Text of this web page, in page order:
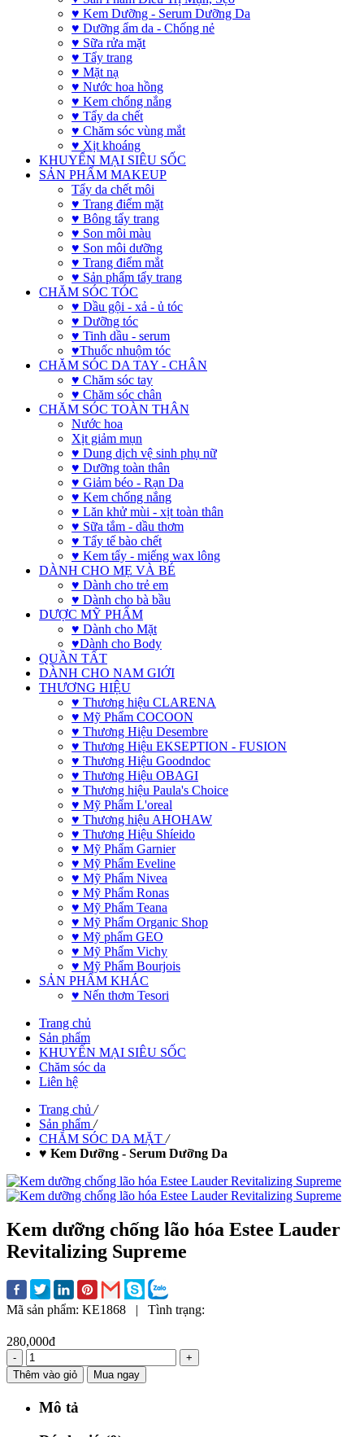
♥ Kem Dưỡng - Serum Dưỡng Da
♥ Dưỡng ẩm da - Chống nẻ
♥ Sữa rửa mặt
♥ Tẩy trang
♥ Mặt nạ
♥ Nước hoa hồng
♥ Kem chống nắng
♥ Tẩy da chết
♥ Chăm sóc vùng mắt
♥ Xịt khoáng
KHUYẾN MẠI SIÊU SỐC
SẢN PHẨM MAKEUP
Tẩy da chết môi
♥ Trang điểm mặt
♥ Bông tẩy trang
♥ Son môi màu
♥ Son môi dưỡng
♥ Trang điểm mắt
♥ Sản phẩm tẩy trang
CHĂM SÓC TÓC
♥ Dầu gội - xả - ủ tóc
♥ Dưỡng tóc
♥ Tinh dầu - serum
♥Thuốc nhuộm tóc
CHĂM SÓC DA TAY - CHÂN
♥ Chăm sóc tay
♥ Chăm sóc chân
CHĂM SÓC TOÀN THÂN
Nước hoa
Xịt giảm mụn
♥ Dung dịch vệ sinh phụ nữ
♥ Dưỡng toàn thân
♥ Giảm béo - Rạn Da
♥ Kem chống nắng
♥ Lăn khử mùi - xịt toàn thân
♥ Sữa tắm - dầu thơm
♥ Tẩy tế bào chết
♥ Kem tẩy - miếng wax lông
DÀNH CHO MẸ VÀ BÉ
♥ Dành cho trẻ em
♥ Dành cho bà bầu
DƯỢC MỸ PHẨM
♥ Dành cho Mặt
♥Dành cho Body
QUẦN TẤT
DÀNH CHO NAM GIỚI
THƯƠNG HIỆU
♥ Thương hiệu CLARENA
♥ Mỹ Phẩm COCOON
♥ Thương Hiệu Desembre
♥ Thương Hiệu EKSEPTION - FUSION
♥ Thương Hiệu Goodndoc
♥ Thương Hiệu OBAGI
♥ Thương hiệu Paula's Choice
♥ Mỹ Phẩm L'oreal
♥ Thương hiệu AHOHAW
♥ Thương Hiệu Shíeido
♥ Mỹ Phẩm Garnier
♥ Mỹ Phẩm Eveline
♥ Mỹ Phẩm Nivea
♥ Mỹ Phẩm Ronas
♥ Mỹ Phẩm Teana
♥ Mỹ Phẩm Organic Shop
♥ Mỹ phẩm GEO
♥ Mỹ Phẩm Vichy
♥ Mỹ Phẩm Bourjois
SẢN PHẨM KHÁC
♥ Nến thơm Tesori
Trang chủ
Sản phẩm
KHUYẾN MẠI SIÊU SỐC
Chăm sóc da
Liên hệ
Trang chủ /
Sản phẩm /
CHĂM SÓC DA MẶT /
♥ Kem Dưỡng - Serum Dưỡng Da
Kem dưỡng chống lão hóa Estee Lauder
Revitalizing Supreme
Mã sản phẩm: KE1868 | Tình trạng:
280,000đ
-
+
Thêm vào giỏ
Mua ngay
Mô tả